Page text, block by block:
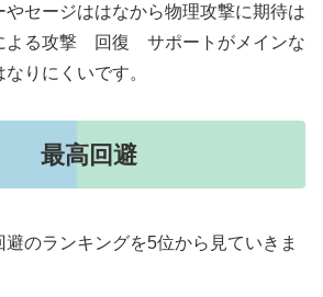
セージははなから物理攻撃に期待は
よる攻撃 回復 サポートがメインな
りにくいです。
最高回避
のランキングを5位から見ていきま